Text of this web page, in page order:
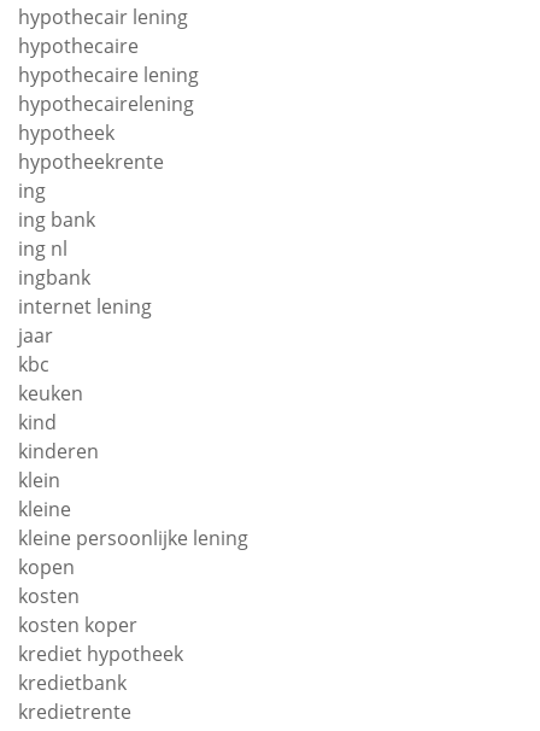
hypothecair lening
hypothecaire
hypothecaire lening
hypothecairelening
hypotheek
hypotheekrente
ing
ing bank
ing nl
ingbank
internet lening
jaar
kbc
keuken
kind
kinderen
klein
kleine
kleine persoonlijke lening
kopen
kosten
kosten koper
krediet hypotheek
kredietbank
kredietrente